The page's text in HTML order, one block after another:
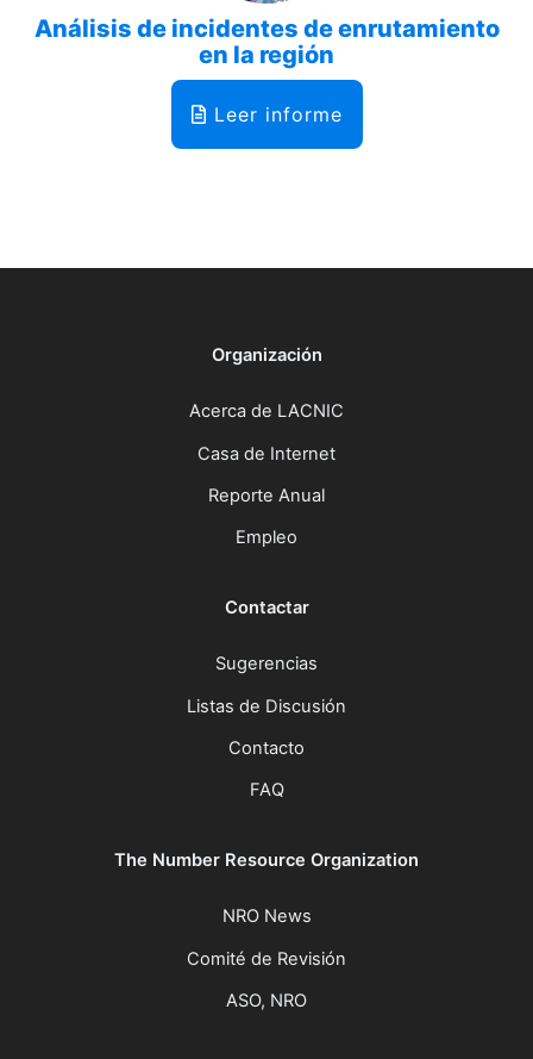
Análisis de incidentes de enrutamiento
en la región
Leer informe
Organización
Acerca de LACNIC
Casa de Internet
Reporte Anual
Empleo
Contactar
Sugerencias
Listas de Discusión
Contacto
FAQ
The Number Resource Organization
NRO News
Comité de Revisión
ASO, NRO